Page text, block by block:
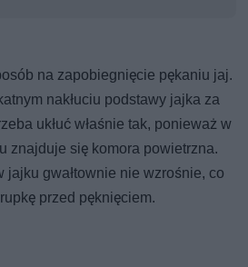
na zapobiegnięcie pękaniu jaj.
nakłuciu podstawy jajka za
ukłuć właśnie tak, ponieważ w
znajduje się komora powietrzna.
jajku gwałtownie nie wzrośnie, co
przed pęknięciem.